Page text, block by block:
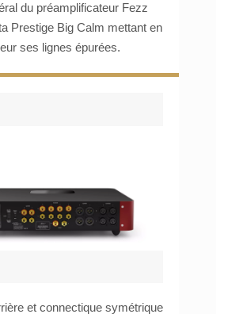
du préamplificateur Fezz
Prestige Big Calm mettant en
ses lignes épurées.
et connectique symétrique